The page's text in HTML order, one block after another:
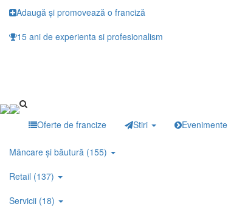
Mergi la conţinutul principal
Adaugă și promovează o franciză
15 ani de experienta si profesionalism
Oferte de francize Stiri Evenimente
Mâncare și băutură (155)
Retail (137)
Servicii (18)